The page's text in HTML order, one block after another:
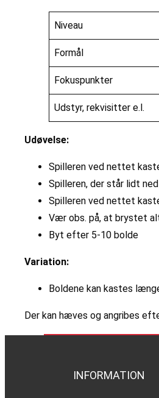
Niveau
Formål
Fokuspunkter
Udstyr, rekvisitter e.l.
Udøvelse:
Spilleren ved nettet
Spilleren, der står lidt
Spilleren ved nettet
Vær obs. på, at brystet
Byt efter 5-10 bolde
Variation:
Boldene kan kastes
Der kan hæves og angribes
INFORMATION